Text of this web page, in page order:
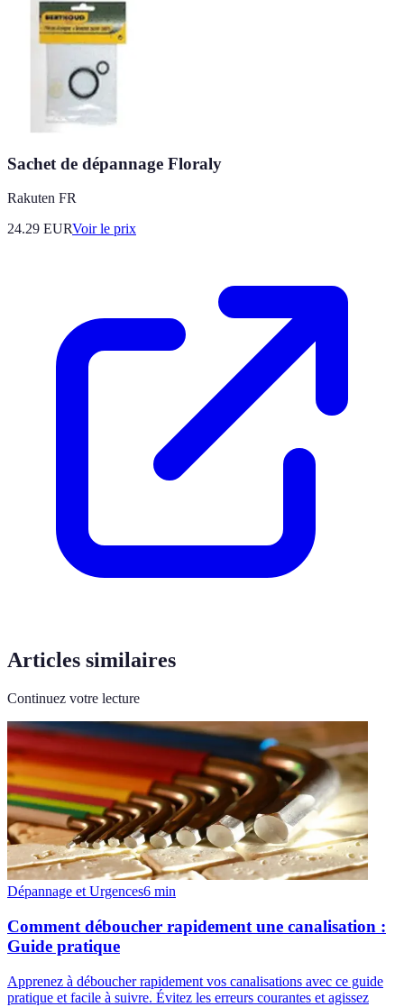
Sachet de dépannage Floraly
Rakuten FR
24.29 EURVoir le prix
Articles similaires
Continuez votre lecture
Dépannage et Urgences6 min
Comment déboucher rapidement une canalisation :
Guide pratique
Apprenez à déboucher rapidement vos canalisations avec ce guide
pratique et facile à suivre. Évitez les erreurs courantes et agissez